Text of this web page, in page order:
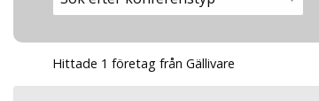
Hittade 1 företag från Gällivare